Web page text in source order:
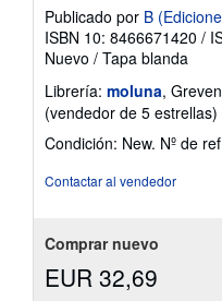
Publicado por B
ISBN 10: 8466671420 /
Nuevo / Tapa blanda
Librería: moluna,
(vendedor de 5 estrellas)
Condición: New. Nº de
Contactar al vendedor
Comprar nuevo
EUR 32,69